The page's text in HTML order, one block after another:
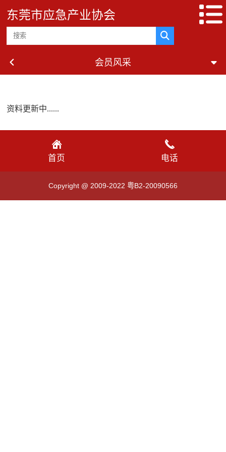
东莞市应急产业协会
会员风采
资料更新中......
首页 电话
Copyright @ 2009-2022 粤B2-20090566